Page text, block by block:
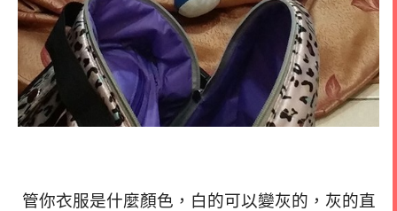
管你衣服是什麼顏色，白的可以變灰的，灰的直